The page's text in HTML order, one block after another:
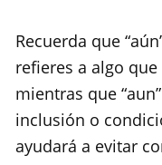
Recuerda que
refieres a algo
mientras que
inclusión o
ayudará a evitar